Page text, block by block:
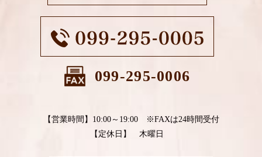
099-295-0006
【営業時間】10:00～19:00 ※FAXは24時間受付
【定休日】 木曜日